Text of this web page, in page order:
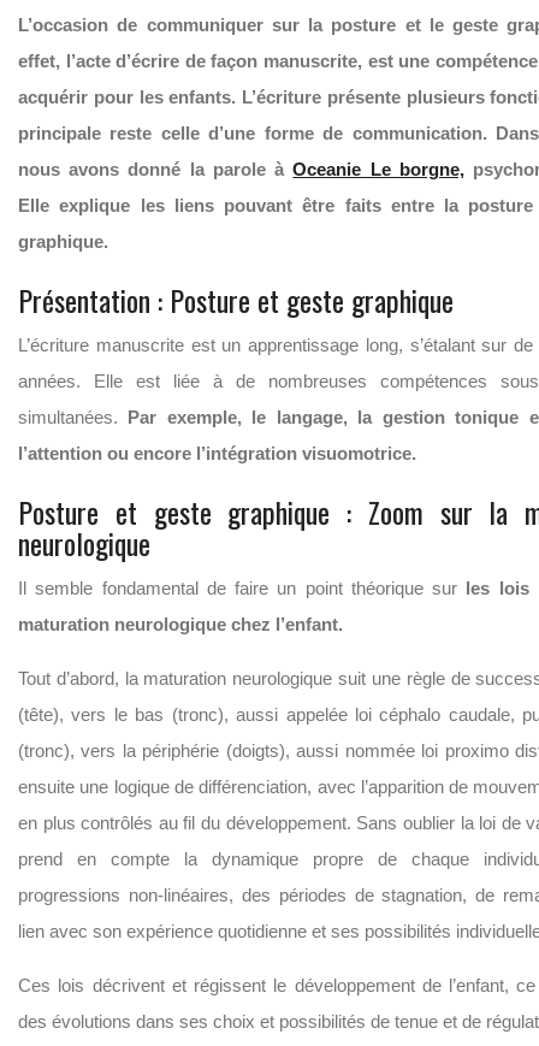
L’occasion de communiquer sur la posture et le geste
effet, l’acte d’écrire de façon manuscrite, est une
acquérir pour les enfants. L’écriture présente plusieurs
principale reste celle d’une forme de communication.
nous avons donné la parole àOceanie Le borgne,
Elle explique les liens pouvant être faits entre la
graphique.
Présentation : Posture et geste graphique
L’écriture manuscrite est un apprentissage long, s’étalant sur
années. Elle est liée à de nombreuses compétences
simultanées. Par exemple, le langage, la gestion tonique
l’attention ou encore l’intégration visuomotrice.
Posture et geste graphique : Zoom sur la
neurologique
Il semble fondamental de faire un point théorique sur les lois
maturation neurologique chez l’enfant.
Tout d’abord, la maturation neurologique suit une règle de
(tête), vers le bas (tronc), aussi appelée loi céphalo caudale,
(tronc), vers la périphérie (doigts), aussi nommée loi proximo
ensuite une logique de différenciation, avec l’apparition de
en plus contrôlés au fil du développement. Sans oublier la loi de
prend en compte la dynamique propre de chaque
progressions non-linéaires, des périodes de stagnation, de
lien avec son expérience quotidienne et ses possibilités
Ces lois décrivent et régissent le développement de l’enfant,
des évolutions dans ses choix et possibilités de tenue et de